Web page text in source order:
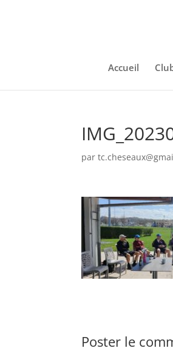
Accueil
par
Poster le